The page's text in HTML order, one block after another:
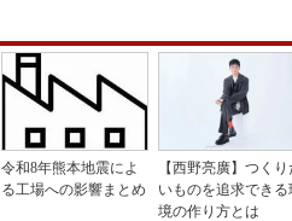
令和8年熊本地震によ
る工場への影響まとめ
【西野亮廣】つくり
いものを追求できる
境の作り方とは